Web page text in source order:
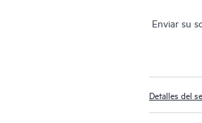
Enviar su
Detalles del